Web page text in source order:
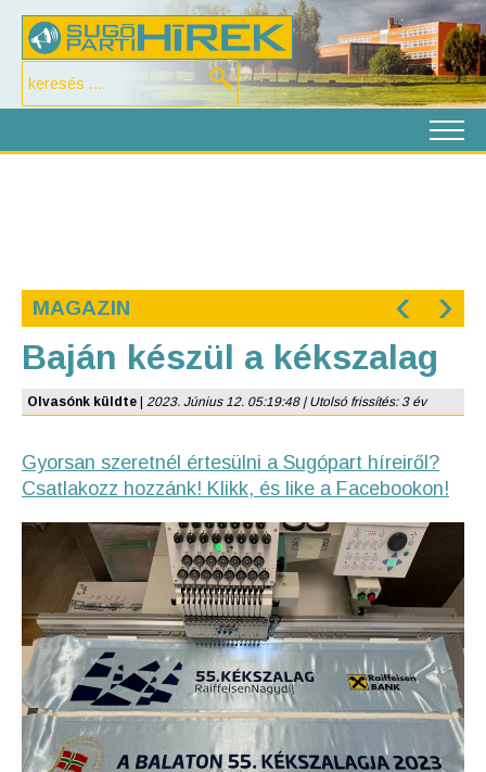
MAGAZIN ‹ ›
Baján készül a kékszalag
Olvasónk küldte 2023. Június 12. 05:19:48 | Utolsó frissítés: 3 év
Gyorsan szeretnél értesülni a Sugópart híreiről?
Csatlakozz hozzánk! Klikk, és like a Facebookon!